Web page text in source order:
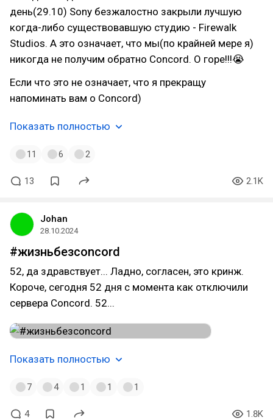
день(29.10) Sony безжалостно закрыли лучшую
когда-либо существовавшую студию - Firewalk
Studios. А это означает, что мы(по крайней мере я)
никогда не получим обратно Concord. О горе!!!😭
Если что это не означает, что я прекращу
напоминать вам о Concord)
Показать полностью
11 6 2
13 2.1K
Johan
28.10.2024
#жизньбезconcord
52, да здравствует... Ладно, согласен, это кринж.
Короче, сегодня 52 дня с момента как отключили
сервера Concord. 52...
Показать полностью
7 4 1 1 1
4 1.8K